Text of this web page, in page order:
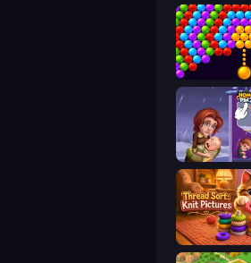
Bubble Story
Home Pin 2